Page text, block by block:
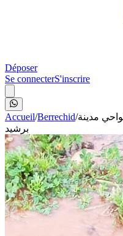
Déposer
Se connecterS'inscrire
Accueil/Berrechid/مدينة
برشيد